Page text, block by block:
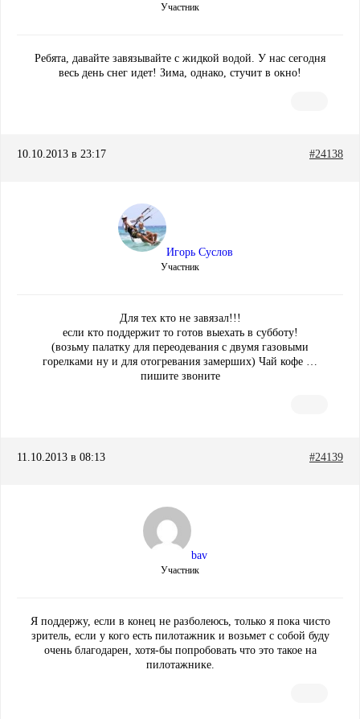
Участник
Ребята, давайте завязывайте с жидкой водой. У нас сегодня
весь день снег идет! Зима, однако, стучит в окно!
10.10.2013 в 23:17 #24138
Игорь Суслов
Участник
Для тех кто не завязал!!!
если кто поддержит то готов выехать в субботу!
(возьму палатку для переодевания с двумя газовыми
горелками ну и для отогревания замерших) Чай кофе …
пишите звоните
11.10.2013 в 08:13 #24139
bav
Участник
Я поддержу, если в конец не разболеюсь, только я пока чисто
зритель, если у кого есть пилотажник и возьмет с собой буду
очень благодарен, хотя-бы попробовать что это такое на
пилотажнике.